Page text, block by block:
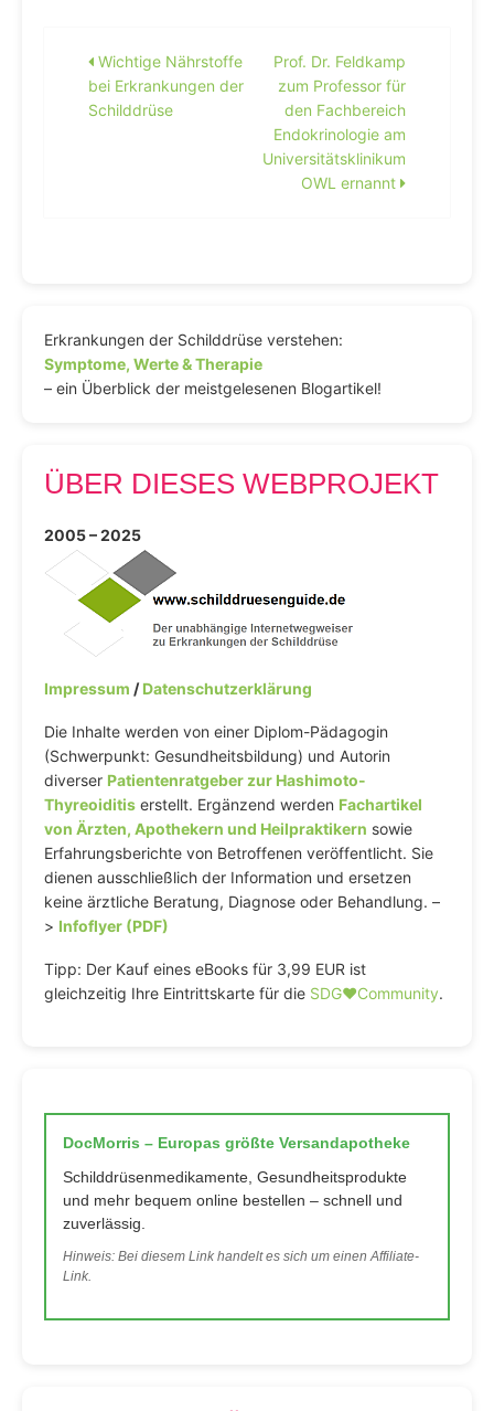
Beitragsnavigation
Wichtige Nährstoffe
bei Erkrankungen der
Schilddrüse
Prof. Dr. Feldkamp
zum Professor für
den Fachbereich
Endokrinologie am
Universitätsklinikum
OWL ernannt
Erkrankungen der Schilddrüse verstehen:
Symptome, Werte & Therapie
– ein Überblick der meistgelesenen Blogartikel!
ÜBER DIESES WEBPROJEKT
2005 – 2025
Impressum /Datenschutzerklärung
Die Inhalte werden von einer Diplom-Pädagogin
(Schwerpunkt: Gesundheitsbildung) und Autorin
diverser Patientenratgeber zur Hashimoto-
Thyreoiditis erstellt. Ergänzend werden Fachartikel
von Ärzten, Apothekern und Heilpraktikern sowie
Erfahrungsberichte von Betroffenen veröffentlicht. Sie
dienen ausschließlich der Information und ersetzen
keine ärztliche Beratung, Diagnose oder Behandlung. –
> Infoflyer (PDF)
Tipp: Der Kauf eines eBooks für 3,99 EUR ist
gleichzeitig Ihre Eintrittskarte für die SDG♥️Community.
DocMorris – Europas größte Versandapotheke
Schilddrüsenmedikamente, Gesundheitsprodukte
und mehr bequem online bestellen – schnell und
zuverlässig.
Hinweis: Bei diesem Link handelt es sich um einen Affiliate-
Link.